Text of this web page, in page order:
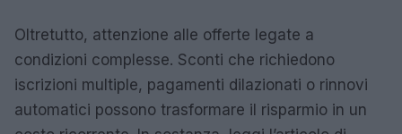
Oltretutto, attenzione alle offerte legate a
condizioni complesse. Sconti che richiedono
iscrizioni multiple, pagamenti dilazionati o rinnovi
automatici possono trasformare il risparmio in un